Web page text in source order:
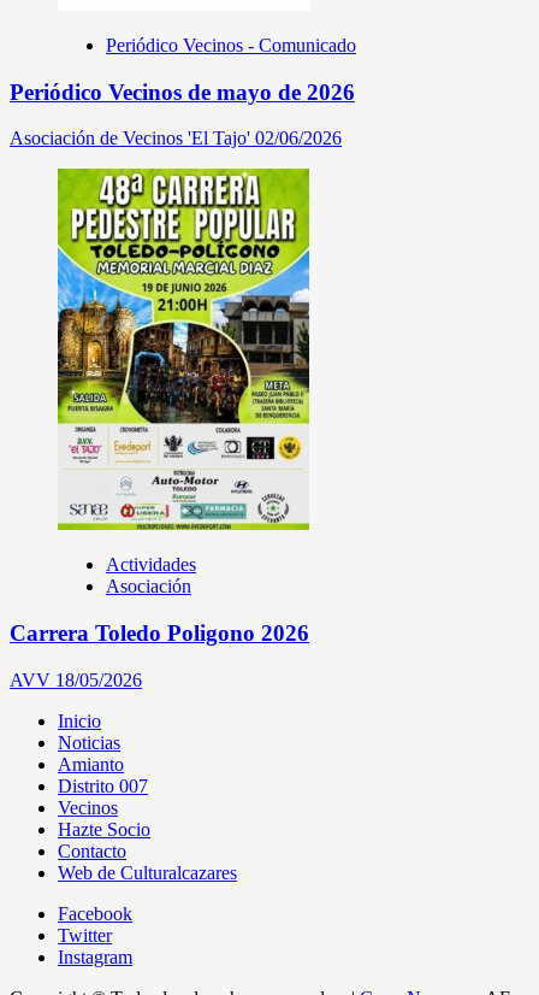
Periódico Vecinos - Comunicado
Periódico Vecinos de mayo de 2026
Asociación de Vecinos 'El Tajo' 02/06/2026
Actividades
Asociación
Carrera Toledo Poligono 2026
AVV 18/05/2026
Inicio
Noticias
Amianto
Distrito 007
Vecinos
Hazte Socio
Contacto
Web de Culturalcazares
Facebook
Twitter
Instagram